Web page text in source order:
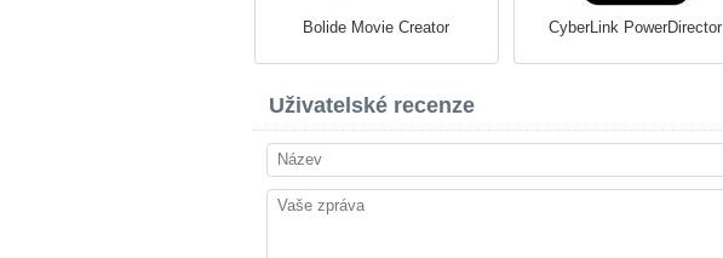
Bolide Movie Creator CyberLink PowerDirector
Uživatelské recenze